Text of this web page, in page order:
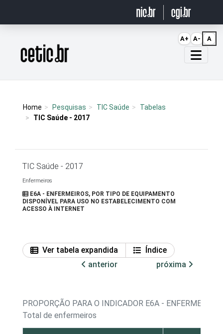
Página inicial
Home Pesquisas TIC Saúde
Tabelas
TIC Saúde - 2017
TIC Saúde - 2017
Enfermeiros
E6A - ENFERMEIROS, POR TIPO DE EQUIPAMENTO
DISPONÍVEL PARA USO NO ESTABELECIMENTO COM
ACESSO À INTERNET
Ver tabela expandida
Índice
anterior
próxima
PROPORÇÃO PARA O INDICADOR E6A -
Total de enfermeiros
A+ A- A